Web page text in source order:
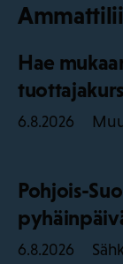
Hae
6.8.2026
Pohjois-
6.8.2026